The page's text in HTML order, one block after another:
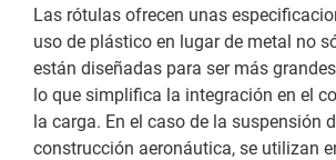
Las rótulas ofrecen unas
uso de plástico en lugar de metal no
están diseñadas para ser más
lo que simplifica la integración en el
la carga. En el caso de la suspensión
construcción aeronáutica, se utilizan